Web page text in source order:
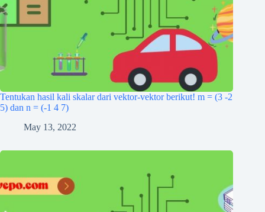
Tentukan hasil kali skalar dari vektor-vektor berikut! m = (3 -2
5) dan n = (-1 4 7)
May 13, 2022